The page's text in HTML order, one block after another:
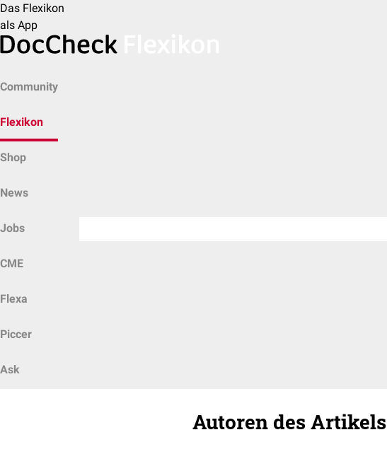
Das Flexikon
als App
Community
Flexikon
Shop
News
Jobs
CME
Flexa
Piccer
Ask
Autoren des Artikels